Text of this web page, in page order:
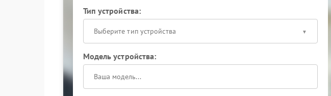
Тип устройства:
Выберите тип устройства
Модель устройства: